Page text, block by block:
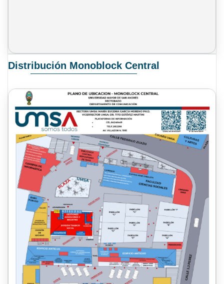
Distribución Monoblock Central